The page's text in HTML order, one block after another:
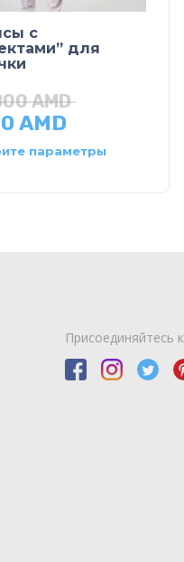
с
для
AMD
AMD
параметры
Присоединяйтесь